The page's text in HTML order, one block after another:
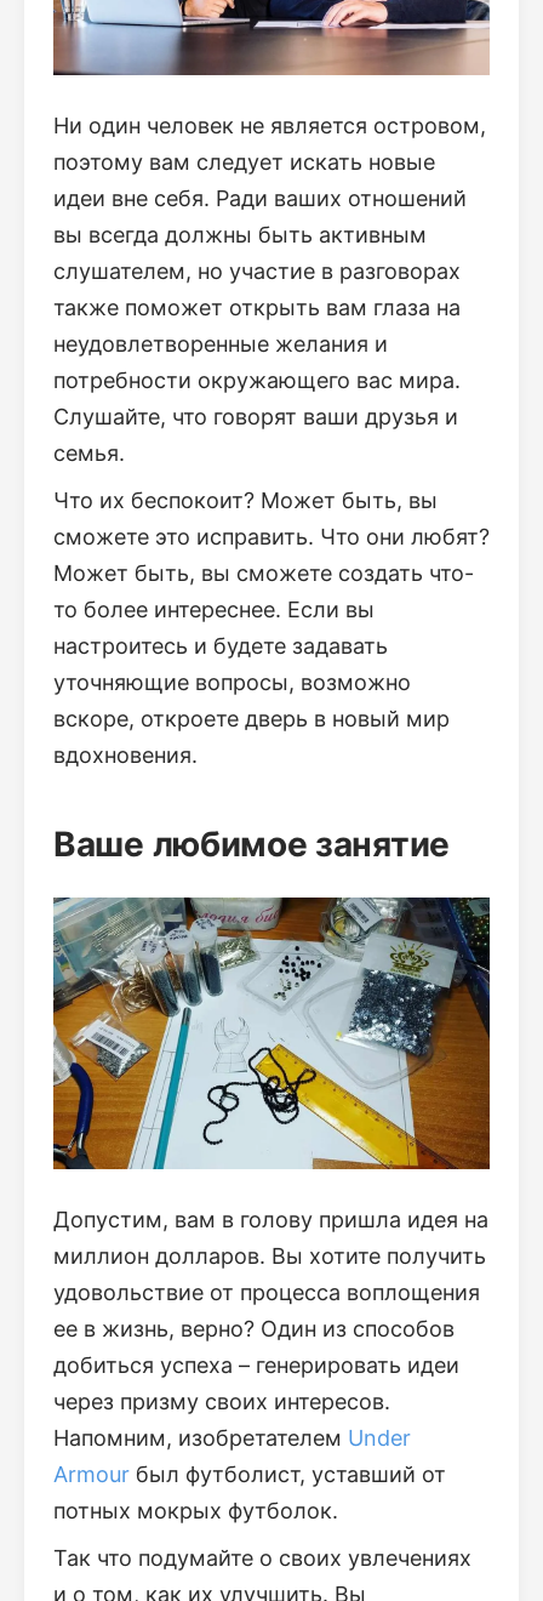
Ни один человек не является островом,
поэтому вам следует искать новые
идеи вне себя. Ради ваших отношений
вы всегда должны быть активным
слушателем, но участие в разговорах
также поможет открыть вам глаза на
неудовлетворенные желания и
потребности окружающего вас мира.
Слушайте, что говорят ваши друзья и
семья.
Что их беспокоит? Может быть, вы
сможете это исправить. Что они любят?
Может быть, вы сможете создать что-
то более интереснее. Если вы
настроитесь и будете задавать
уточняющие вопросы, возможно
вскоре, откроете дверь в новый мир
вдохновения.
Ваше любимое занятие
Допустим, вам в голову пришла идея на
миллион долларов. Вы хотите получить
удовольствие от процесса воплощения
ее в жизнь, верно? Один из способов
добиться успеха – генерировать идеи
через призму своих интересов.
Напомним, изобретателем Under
Armour был футболист, уставший от
потных мокрых футболок.
Так что подумайте о своих увлечениях
и о том, как их улучшить. Вы